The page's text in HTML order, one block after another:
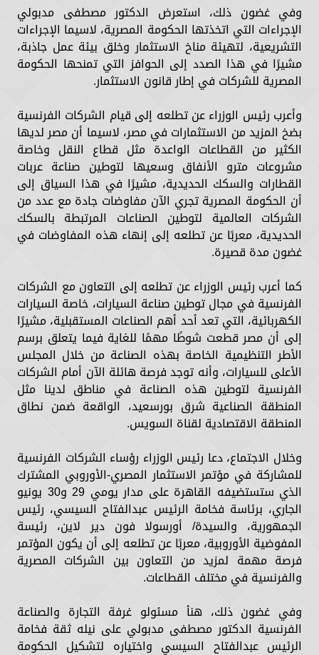
وفي غضون ذلك، استعرض الدكتور مصطفى مدبولي
الإجراءات التي اتخذتها الحكومة المصرية، لاسيما الإجراءات
التشريعية، لتهيئة مناخ الاستثمار وخلق بيئة عمل جاذبة،
مشيرًا في هذا الصدد إلى الحوافز التي تمنحها الحكومة
المصرية للشركات في إطار قانون الاستثمار.
وأعرب رئيس الوزراء عن تطلعه إلى قيام الشركات الفرنسية
بضخ المزيد من الاستثمارات في مصر، لاسيما أن مصر لديها
الكثير من القطاعات الواعدة مثل قطاع النقل وخاصة
مشروعات مترو الأنفاق وسعيها لتوطين صناعة عربات
القطارات والسكك الحديدية، مشيرًا في هذا السياق إلى
أن الحكومة المصرية تجري الآن مفاوضات جادة مع عدد من
الشركات العالمية لتوطين الصناعات المرتبطة بالسكك
الحديدية، معربًا عن تطلعه إلى إنهاء هذه المفاوضات في
غضون مدة قصيرة.
كما أعرب رئيس الوزراء عن تطلعه إلى التعاون مع الشركات
الفرنسية في مجال توطين صناعة السيارات، خاصة السيارات
الكهربائية، التي تعد أحد أهم الصناعات المستقبلية، مشيرًا
إلى أن مصر قطعت شوطًا مهمًا للغاية فيما يتعلق برسم
الأطر التنظيمية الخاصة بهذه الصناعة من خلال المجلس
الأعلى للسيارات، وأنه توجد فرصة هائلة الآن أمام الشركات
الفرنسية لتوطين هذه الصناعة في مناطق لدينا مثل
المنطقة الصناعية شرق بورسعيد، الواقعة ضمن نطاق
المنطقة الاقتصادية لقناة السويس.
وخلال الاجتماع، دعا رئيس الوزراء رؤساء الشركات الفرنسية
للمشاركة في مؤتمر الاستثمار المصري-الأوروبي المشترك
الذي ستستضيفه القاهرة على مدار يومي 29 و30 يونيو
الجاري، برئاسة فخامة الرئيس عبدالفتاح السيسي، رئيس
الجمهورية، والسيدة/ أورسولا فون دير لاين، رئيسة
المفوضية الأوروبية، معربًا عن تطلعه إلى أن يكون المؤتمر
فرصة مهمة لمزيد من التعاون بين الشركات المصرية
والفرنسية في مختلف القطاعات.
وفي غضون ذلك، هنأ مسئولو غرفة التجارة والصناعة
الفرنسية الدكتور مصطفى مدبولي على نيله ثقة فخامة
الرئيس عبدالفتاح السيسي واختياره لتشكيل الحكومة